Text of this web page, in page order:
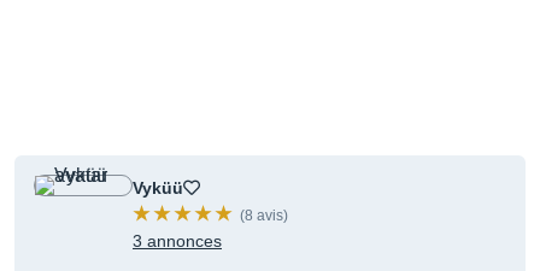
Vyküü
(8 avis)
3 annonces